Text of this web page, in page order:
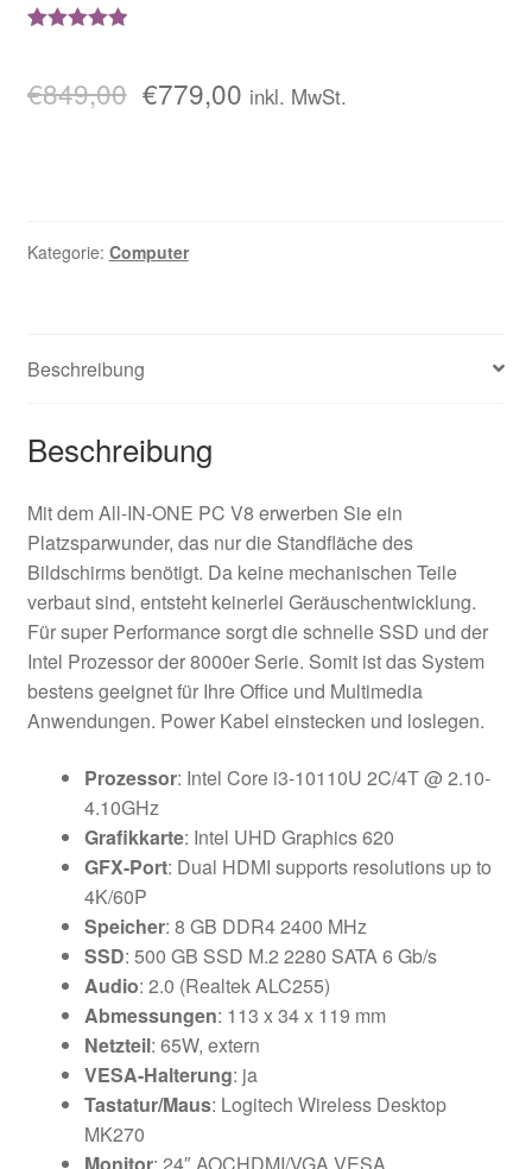
basierend
€849,00 €779,00 inkl. MwSt.
Kategorie: Computer
Beschreibung
Beschreibung
Mit dem All-IN-ONE PC V8 erwerben Sie ein
Platzsparwunder, das nur die Standfläche des
Bildschirms benötigt. Da keine mechanischen Teile
verbaut sind, entsteht keinerlei Geräuschentwicklung.
Für super Performance sorgt die schnelle SSD und der
Intel Prozessor der 8000er Serie. Somit ist das System
bestens geeignet für Ihre Office und Multimedia
Anwendungen. Power Kabel einstecken und loslegen.
Prozessor: Intel Core i3-10110U 2C/4T @ 2.10-
4.10GHz
Grafikkarte: Intel UHD Graphics 620
GFX-Port: Dual HDMI supports resolutions up to
4K/60P
Speicher: 8 GB DDR4 2400 MHz
SSD: 500 GB SSD M.2 2280 SATA 6 Gb/s
Audio: 2.0 (Realtek ALC255)
Abmessungen: 113 x 34 x 119 mm
Netzteil: 65W, extern
VESA-Halterung: ja
Tastatur/Maus: Logitech Wireless Desktop
MK270